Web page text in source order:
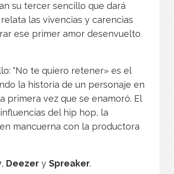
su tercer sencillo que dará
las vivencias y carencias
ese primer amor desenvuelto
“No te quiero retener» es el
la historia de un personaje en
primera vez que se enamoró. El
del hip hop, la
mancuerna con la productora
, Deezer y Spreaker.